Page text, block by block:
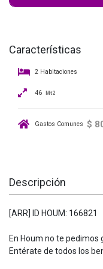
Características
2 Habitaciones
46 Mt2
Gastos Comunes $
Descripción
[ARR] ID HOUM: 166821
En Houm no te pedimos
Entérate de todos los